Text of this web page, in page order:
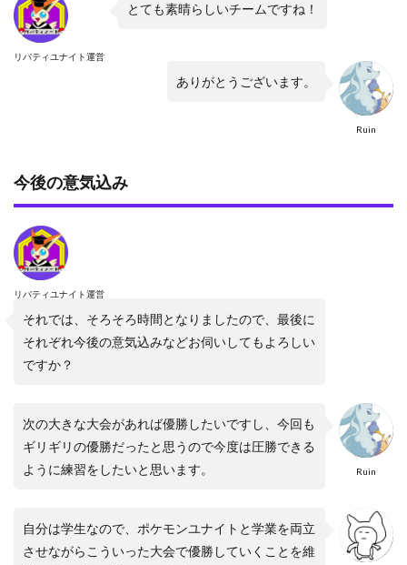
リバティユナイト運営
とても素晴らしいチームですね！
Ruin
ありがとうございます。
今後の意気込み
リバティユナイト運営
それでは、そろそろ時間となりましたので、最後に
それぞれ今後の意気込みなどお伺いしてもよろしい
ですか？
Ruin
次の大きな大会があれば優勝したいですし、今回も
ギリギリの優勝だったと思うので今度は圧勝できる
ように練習をしたいと思います。
自分は学生なので、ポケモンユナイトと学業を両立
させながらこういった大会で優勝していくことを維